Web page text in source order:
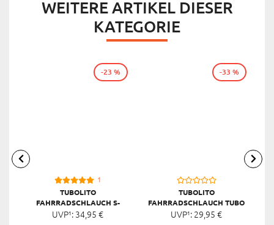
WEITERE ARTIKEL DIESER
KATEGORIE
1
TUBOLITO
FAHRRADSCHLAUCH S-
TUBO ROAD 700C SV60, 28",
UVP¹: 34,95 €
-23 %
TUBOLITO
FAHRRADSCHLAUCH TUBO
MTB, ORANGE
UVP¹: 29,95 €
-33 %